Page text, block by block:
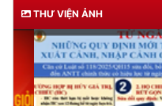
THƯ VIỆN ẢNH